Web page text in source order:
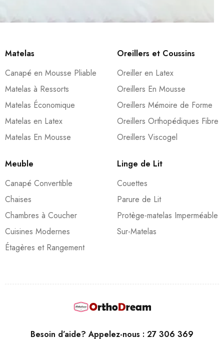
Matelas
Canapé en Mousse Pliable
Matelas à Ressorts
Matelas Économique
Matelas en Latex
Matelas En Mousse
Oreillers et Coussins
Oreiller en Latex
Oreillers En Mousse
Oreillers Mémoire de Forme
Oreillers Orthopédiques Fibre
Oreillers Viscogel
Meuble
Canapé Convertible
Chaises
Chambres à Coucher
Cuisines Modernes
Étagères et Rangement
Linge de Lit
Couettes
Parure de Lit
Protège-matelas Imperméable
Sur-Matelas
Besoin d’aide? Appelez-nous : 27 306 369